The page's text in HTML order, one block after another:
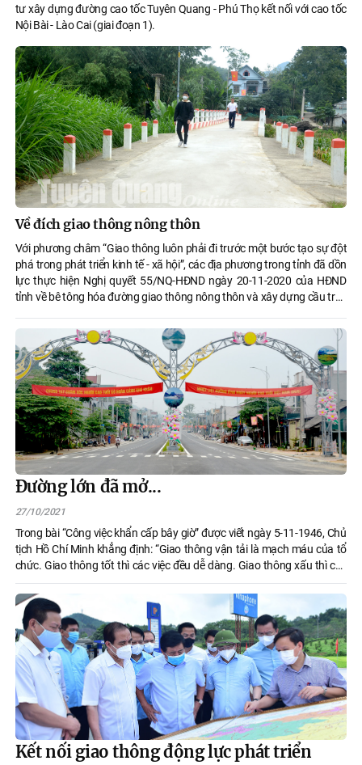
tư xây dựng đường cao tốc Tuyên Quang - Phú Thọ kết nối với cao tốc
Nội Bài - Lào Cai (giai đoạn 1).
Về đích giao thông nông thôn
Với phương châm “Giao thông luôn phải đi trước một bước tạo sự đột
phá trong phát triển kinh tế - xã hội”, các địa phương trong tỉnh đã dồn
lực thực hiện Nghị quyết 55/NQ-HĐND ngày 20-11-2020 của HĐND
tỉnh về bê tông hóa đường giao thông nông thôn và xây dựng cầu trên
triển khai, toàn tỉnh đã làm trên 206 km đường bê tông nông thôn,
đường nội đồng, dự kiến về đích sớm.
Đường lớn đã mở...
27/10/2021
Trong bài “Công việc khẩn cấp bây giờ” được viết ngày 5-11-1946, Chủ
tịch Hồ Chí Minh khẳng định: “Giao thông vận tải là mạch máu của tổ
chức. Giao thông tốt thì các việc đều dễ dàng. Giao thông xấu thì các
việc đình trễ”. Tuyên Quang đang nỗ lực từng ngày để “các việc đều dễ
dàng” hơn. Giải pháp trọng tâm là hoàn thiện hệ thống giao thông, góp
phần rút ngắn khoảng cách với các địa phương, các vùng kinh tế trọng
điểm của cả nước.
Kết nối giao thông động lực phát triển